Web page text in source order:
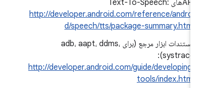
http://developer.android.com/reference/androi
d/speech/tts/package-summary.html
مستندات ابزار مرجع (برای adb، aapt، ddms،
systrace):
http://developer.android.com/guide/developing/
tools/index.html